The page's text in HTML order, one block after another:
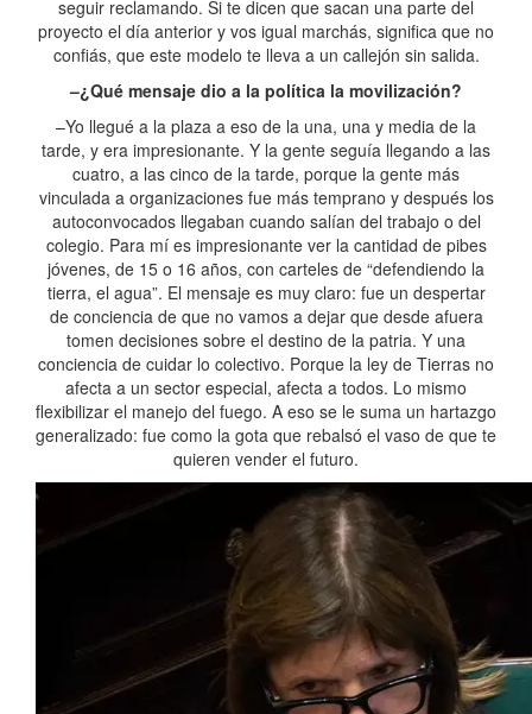
seguir reclamando. Si te dicen que sacan una parte del
proyecto el día anterior y vos igual marchás, significa que no
confiás, que este modelo te lleva a un callejón sin salida.
–¿Qué mensaje dio a la política la movilización?
–Yo llegué a la plaza a eso de la una, una y media de la
tarde, y era impresionante. Y la gente seguía llegando a las
cuatro, a las cinco de la tarde, porque la gente más
vinculada a organizaciones fue más temprano y después los
autoconvocados llegaban cuando salían del trabajo o del
colegio. Para mí es impresionante ver la cantidad de pibes
jóvenes, de 15 o 16 años, con carteles de “defendiendo la
tierra, el agua”. El mensaje es muy claro: fue un despertar
de conciencia de que no vamos a dejar que desde afuera
tomen decisiones sobre el destino de la patria. Y una
conciencia de cuidar lo colectivo. Porque la ley de Tierras no
afecta a un sector especial, afecta a todos. Lo mismo
flexibilizar el manejo del fuego. A eso se le suma un hartazgo
generalizado: fue como la gota que rebalsó el vaso de que te
quieren vender el futuro.